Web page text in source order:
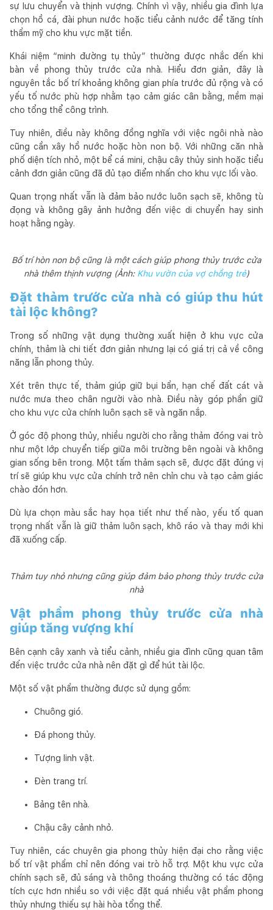
sự lưu chuyển và thịnh vượng. Chính vì vậy, nhiều gia đình lựa
chọn hồ cá, đài phun nước hoặc tiểu cảnh nước để tăng tính
thẩm mỹ cho khu vực mặt tiền.
Khái niệm “minh đường tụ thủy” thường được nhắc đến khi
bàn về phong thủy trước cửa nhà. Hiểu đơn giản, đây là
nguyên tắc bố trí khoảng không gian phía trước đủ rộng và có
yếu tố nước phù hợp nhằm tạo cảm giác cân bằng, mềm mại
cho tổng thể công trình.
Tuy nhiên, điều này không đồng nghĩa với việc ngôi nhà nào
cũng cần xây hồ nước hoặc hòn non bộ. Với những căn nhà
phố diện tích nhỏ, một bể cá mini, chậu cây thủy sinh hoặc tiểu
cảnh đơn giản cũng đã đủ tạo điểm nhấn cho khu vực lối vào.
Quan trọng nhất vẫn là đảm bảo nước luôn sạch sẽ, không tù
đọng và không gây ảnh hưởng đến việc di chuyển hay sinh
hoạt hằng ngày.
Bố trí hòn non bộ cũng là một cách giúp phong thủy trước cửa
nhà thêm thịnh vượng (Ảnh: Khu vườn của vợ chồng trẻ)
Đặt thảm trước cửa nhà có giúp thu hút
tài lộc không?
Trong số những vật dụng thường xuất hiện ở khu vực cửa
chính, thảm là chi tiết đơn giản nhưng lại có giá trị cả về công
năng lẫn phong thủy.
Xét trên thực tế, thảm giúp giữ bụi bẩn, hạn chế đất cát và
nước mưa theo chân người vào nhà. Điều này góp phần giữ
cho khu vực cửa chính luôn sạch sẽ và ngăn nắp.
Ở góc độ phong thủy, nhiều người cho rằng thảm đóng vai trò
như một lớp chuyển tiếp giữa môi trường bên ngoài và không
gian sống bên trong. Một tấm thảm sạch sẽ, được đặt đúng vị
trí sẽ giúp khu vực cửa chính trở nên chỉn chu và tạo cảm giác
chào đón hơn.
Dù lựa chọn màu sắc hay họa tiết như thế nào, yếu tố quan
trọng nhất vẫn là giữ thảm luôn sạch, khô ráo và thay mới khi
đã xuống cấp.
Thảm tuy nhỏ nhưng cũng giúp đảm bảo phong thủy trước cửa
nhà
Vật phẩm phong thủy trước cửa nhà
giúp tăng vượng khí
Bên cạnh cây xanh và tiểu cảnh, nhiều gia đình cũng quan tâm
đến việc trước cửa nhà nên đặt gì để hút tài lộc.
Một số vật phẩm thường được sử dụng gồm:
Chuông gió.
Đá phong thủy.
Tượng linh vật.
Đèn trang trí.
Bảng tên nhà.
Chậu cây cảnh nhỏ.
Tuy nhiên, các chuyên gia phong thủy hiện đại cho rằng việc
bố trí vật phẩm chỉ nên đóng vai trò hỗ trợ. Một khu vực cửa
chính sạch sẽ, đủ sáng và thông thoáng thường có tác động
tích cực hơn nhiều so với việc đặt quá nhiều vật phẩm phong
thủy nhưng thiếu sự hài hòa tổng thể.